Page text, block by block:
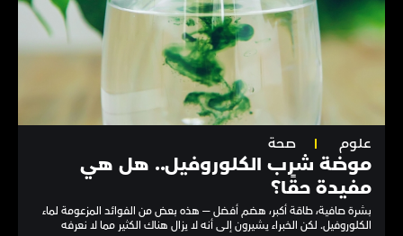
علوم صحة
موضة شرب الكلوروفيل.. هل هي
مفيدة حقًا؟
بشرة صافية، طاقة أكبر، هضم أفضل — هذه بعض من الفوائد المزعومة لماء
الكلوروفيل. لكن الخبراء يشيرون إلى أنه لا يزال هناك الكثير مما لا نعرفه